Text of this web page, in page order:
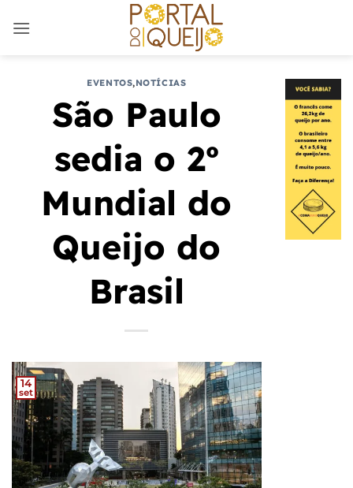
EVENTOS,NOTÍCIAS
São Paulo
sedia o 2º
Mundial do
Queijo do
Brasil
14
set